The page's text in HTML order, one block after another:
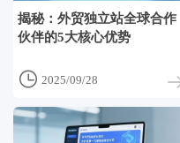
揭秘：外贸独立站全球合作
伙伴的5大核心优势
 2025/09/28